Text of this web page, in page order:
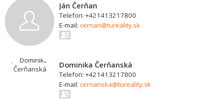
Ján Čerňan
Telefon: +421413217800
E-mail: cernan@tureality.sk
Dominika Čerňanská
Telefon: +421413217800
E-mail: cernanska@tureality.sk